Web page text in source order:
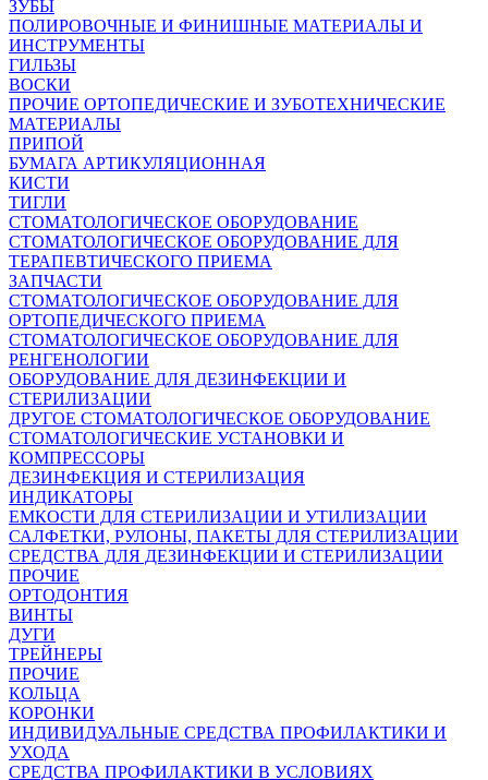
ЗУБЫ
ПОЛИРОВОЧНЫЕ И ФИНИШНЫЕ МАТЕРИАЛЫ И
ИНСТРУМЕНТЫ
ГИЛЬЗЫ
ВОСКИ
ПРОЧИЕ ОРТОПЕДИЧЕСКИЕ И ЗУБОТЕХНИЧЕСКИЕ
МАТЕРИАЛЫ
ПРИПОЙ
БУМАГА АРТИКУЛЯЦИОННАЯ
КИСТИ
ТИГЛИ
СТОМАТОЛОГИЧЕСКОЕ ОБОРУДОВАНИЕ
СТОМАТОЛОГИЧЕСКОЕ ОБОРУДОВАНИЕ ДЛЯ
ТЕРАПЕВТИЧЕСКОГО ПРИЕМА
ЗАПЧАСТИ
СТОМАТОЛОГИЧЕСКОЕ ОБОРУДОВАНИЕ ДЛЯ
ОРТОПЕДИЧЕСКОГО ПРИЕМА
СТОМАТОЛОГИЧЕСКОЕ ОБОРУДОВАНИЕ ДЛЯ
РЕНГЕНОЛОГИИ
ОБОРУДОВАНИЕ ДЛЯ ДЕЗИНФЕКЦИИ И
СТЕРИЛИЗАЦИИ
ДРУГОЕ СТОМАТОЛОГИЧЕСКОЕ ОБОРУДОВАНИЕ
СТОМАТОЛОГИЧЕСКИЕ УСТАНОВКИ И
КОМПРЕССОРЫ
ДЕЗИНФЕКЦИЯ И СТЕРИЛИЗАЦИЯ
ИНДИКАТОРЫ
ЕМКОСТИ ДЛЯ СТЕРИЛИЗАЦИИ И УТИЛИЗАЦИИ
САЛФЕТКИ, РУЛОНЫ, ПАКЕТЫ ДЛЯ СТЕРИЛИЗАЦИИ
СРЕДСТВА ДЛЯ ДЕЗИНФЕКЦИИ И СТЕРИЛИЗАЦИИ
ПРОЧИЕ
ОРТОДОНТИЯ
ВИНТЫ
ДУГИ
ТРЕЙНЕРЫ
ПРОЧИЕ
КОЛЬЦА
КОРОНКИ
ИНДИВИДУАЛЬНЫЕ СРЕДСТВА ПРОФИЛАКТИКИ И
УХОДА
СРЕДСТВА ПРОФИЛАКТИКИ В УСЛОВИЯХ